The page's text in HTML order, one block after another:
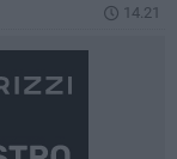
14.21